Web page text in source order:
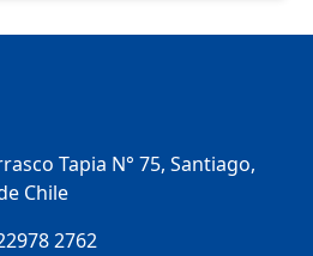
Tapia N° 75, Santiago,
Chile
2762